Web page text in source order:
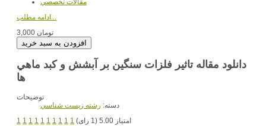
مقالات تخصصي
ادامه مطلب...
3,000 تومان
دانلود مقاله تاثير فلزات سنگين بر آبشش و كبد ماهي
ها
توضیحات
دسته: رشته زيست شناسي
1 1 1 1 1 1 1 1 1 1
امتیاز 5.00 (1 رای)